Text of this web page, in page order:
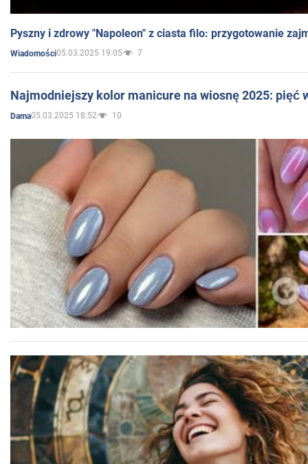
Pyszny i zdrowy "Napoleon" z ciasta filo: przygotowanie
Wiadomości05.03.2025 19:05 7
Najmodniejszy kolor manicure na wiosnę 2025: pięć
Dama05.03.2025 18:52 10